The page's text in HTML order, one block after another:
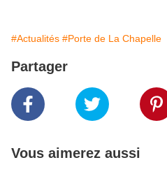
#Actualités #Porte de La Chapelle
Partager
Vous aimerez aussi